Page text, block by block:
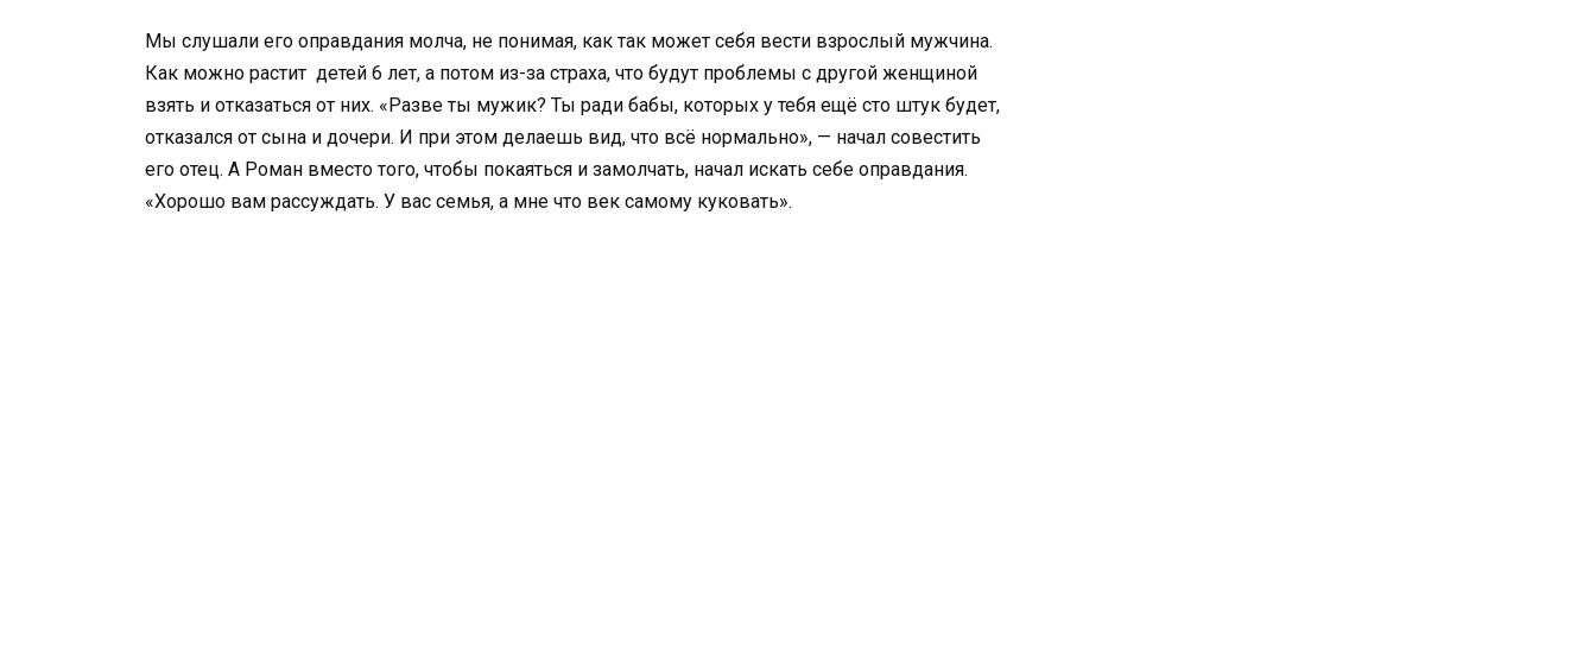
Мы слушали его оправдания молча, не понимая, как так может себя вести взрослый мужчина.
Как можно растит детей 6 лет, а потом из-за страха, что будут проблемы с другой женщиной
взять и отказаться от них. «Разве ты мужик? Ты ради бабы, которых у тебя ещё сто штук будет,
отказался от сына и дочери. И при этом делаешь вид, что всё нормально», — начал совестить
его отец. А Роман вместо того, чтобы покаяться и замолчать, начал искать себе оправдания.
«Хорошо вам рассуждать. У вас семья, а мне что век самому куковать».